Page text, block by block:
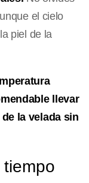
el cielo
piel de la
llevar
la velada sin